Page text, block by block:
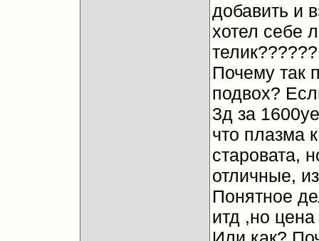
добавить и
хотел себе
Почему так
подвох?
3д за
что плазма
старовата,
отличные,
Понятное
итд ,но